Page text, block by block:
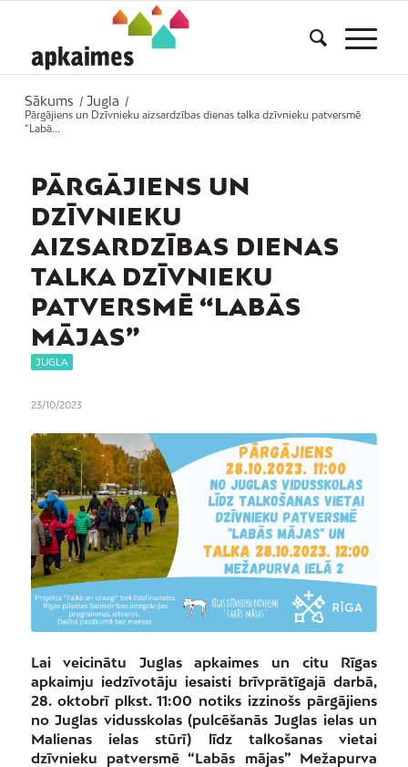
Sākums / Jugla
/
Pārgājiens un Dzīvnieku aizsardzības dienas talka dzīvnieku patversmē
“Labā...
PĀRGĀJIENS UN
DZĪVNIEKU
AIZSARDZĪBAS DIENAS
TALKA DZĪVNIEKU
PATVERSMĒ “LABĀS
MĀJAS”
JUGLA
23/10/2023
Lai veicinātu Juglas apkaimes un citu Rīgas
apkaimju iedzīvotāju iesaisti brīvprātīgajā darbā,
28. oktobrī plkst. 11:00 notiks izzinošs pārgājiens
no Juglas vidusskolas (pulcēšanās Juglas ielas un
Malienas ielas stūrī) līdz talkošanas vietai
dzīvnieku patversmē “Labās mājas” Mežapurva